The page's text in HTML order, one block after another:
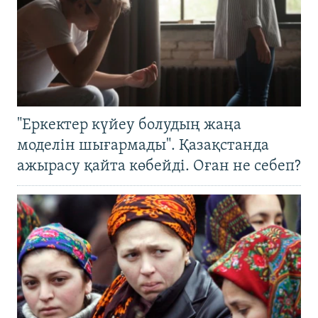
"Еркектер күйеу болудың жаңа
моделін шығармады". Қазақстанда
ажырасу қайта көбейді. Оған не себеп?